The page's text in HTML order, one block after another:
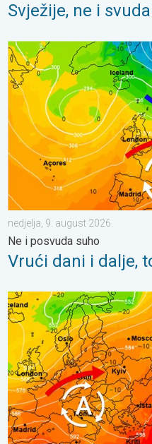
Svježije, ne i
Vrući dani i dalje, toplije do
nedjelja, 9. august 2026.
Ne i posvuda suho
Vrući dani i dalje,
Vrlo vrući ljetni dani se nižu.